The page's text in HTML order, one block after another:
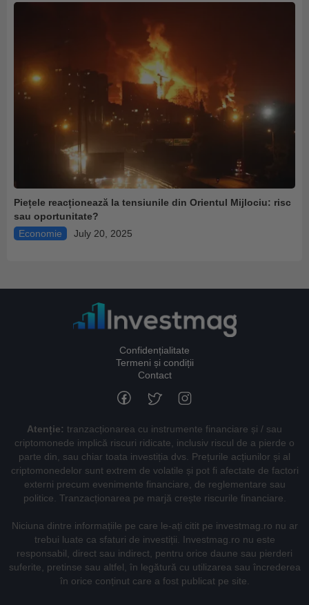
Piețele reacționează la tensiunile din Orientul Mijlociu: risc
sau oportunitate?
Economie
July 20, 2025
Confidențialitate
Termeni și condiții
Contact
Atenție: tranzacționarea cu instrumente financiare și / sau
criptomonede implică riscuri ridicate, inclusiv riscul de a pierde o
parte din, sau chiar toata investiția dvs. Prețurile acțiunilor și al
criptomonedelor sunt extrem de volatile și pot fi afectate de factori
externi precum evenimente financiare, de reglementare sau
politice. Tranzacționarea pe marjă crește riscurile financiare.
Niciuna dintre informațiile pe care le-ați citit pe investmag.ro nu ar
trebui luate ca sfaturi de investiții. Investmag.ro nu este
responsabil, direct sau indirect, pentru orice daune sau pierderi
suferite, pretinse sau altfel, în legătură cu utilizarea sau încrederea
în orice conținut care a fost publicat pe site.